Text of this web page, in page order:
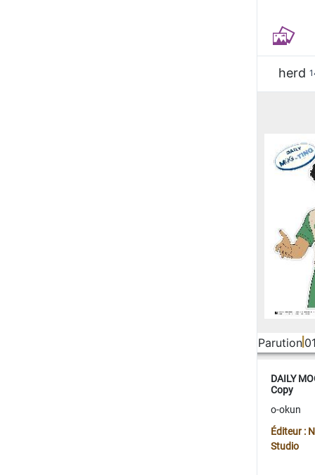
herd
Parution
DAILY
Copy
o-okun
Éditeur :
Studio